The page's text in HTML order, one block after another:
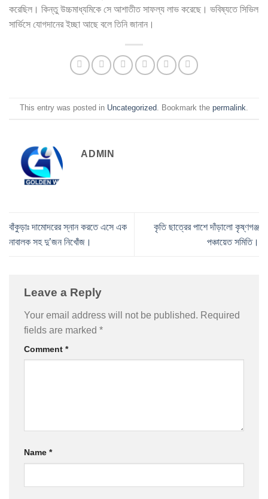
করেছিল। কিন্তু উচ্চমাধ্যমিকে সে আশাতীত সাফল্য লাভ করেছে। ভবিষ্যতে সিভিল
সার্ভিসে যোগদানের ইচ্ছা আছে বলে তিনি জানান।
This entry was posted in Uncategorized . Bookmark the permalink
ADMIN
বাঁকুড়াঃ দামোদরের স্নান করতে এসে এক
নাবালক সহ দু’জন নিখোঁজ।
কৃতি ছাত্রের পাশে দাঁড়ালো কৃষ্ণগঞ্জ
পঞ্চায়েত সমিতি।
Leave a Reply
Your email address will not be published. Required
fields are marked *
Comment *
Name *